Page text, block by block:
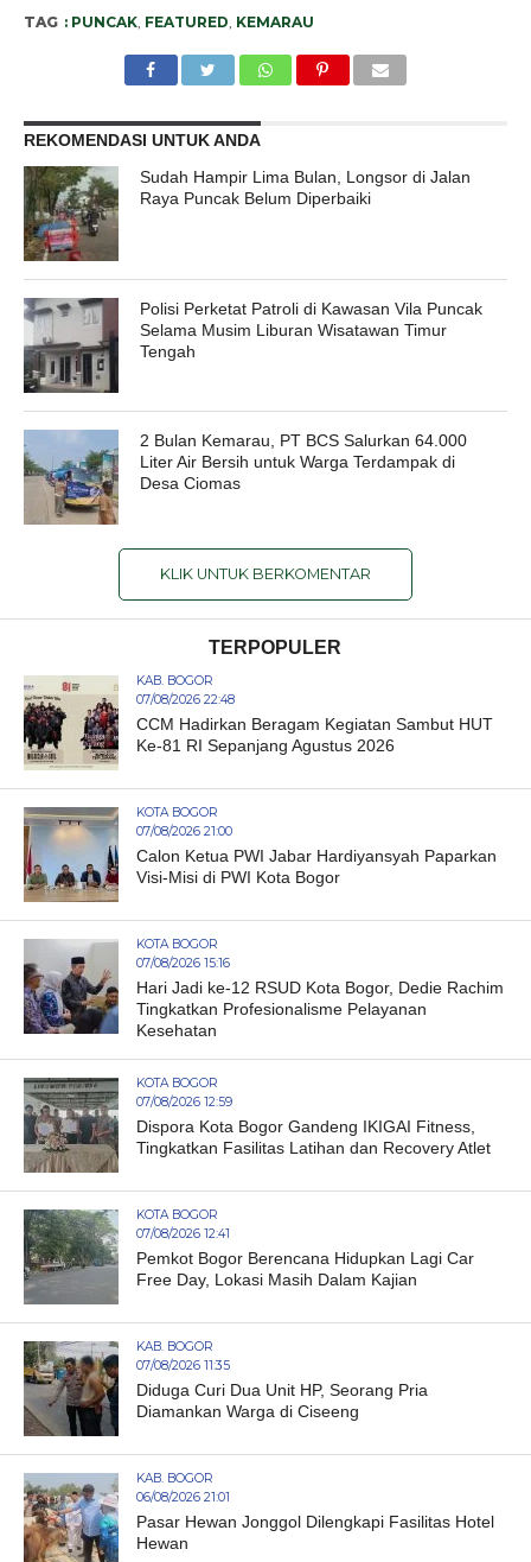
TAG : PUNCAK, FEATURED KEMARAU
REKOMENDASI UNTUK ANDA
Sudah Hampir Lima Bulan, Longsor di Jalan
Raya Puncak Belum Diperbaiki
Polisi Perketat Patroli di Kawasan Vila Puncak
Selama Musim Liburan Wisatawan Timur
Tengah
2 Bulan Kemarau, PT BCS Salurkan 64.000
Liter Air Bersih untuk Warga Terdampak di
Desa Ciomas
KLIK UNTUK BERKOMENTAR
TERPOPULER
KAB. BOGOR
07/08/2026 22:48
CCM Hadirkan Beragam Kegiatan Sambut HUT
Ke-81 RI Sepanjang Agustus 2026
KOTA BOGOR
07/08/2026 21:00
Calon Ketua PWI Jabar Hardiyansyah Paparkan
Visi-Misi di PWI Kota Bogor
KOTA BOGOR
07/08/2026 15:16
Hari Jadi ke-12 RSUD Kota Bogor, Dedie Rachim
Tingkatkan Profesionalisme Pelayanan
Kesehatan
KOTA BOGOR
07/08/2026 12:59
Dispora Kota Bogor Gandeng IKIGAI Fitness,
Tingkatkan Fasilitas Latihan dan Recovery Atlet
KOTA BOGOR
07/08/2026 12:41
Pemkot Bogor Berencana Hidupkan Lagi Car
Free Day, Lokasi Masih Dalam Kajian
KAB. BOGOR
07/08/2026 11:35
Diduga Curi Dua Unit HP, Seorang Pria
Diamankan Warga di Ciseeng
KAB. BOGOR
06/08/2026 21:01
Pasar Hewan Jonggol Dilengkapi Fasilitas Hotel
Hewan